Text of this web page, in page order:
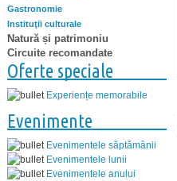
Gastronomie
Instituţii culturale
Natură și patrimoniu
Circuite recomandate
Oferte speciale
Experiențe memorabile
Evenimente
Evenimentele săptămânii
Evenimentele lunii
Evenimentele anului